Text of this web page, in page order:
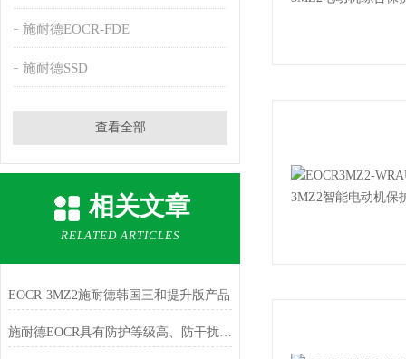
施耐德EOCR-FDE
施耐德SSD
查看全部
相关文章
RELATED ARTICLES
EOCR-3MZ2施耐德韩国三和提升版产品
施耐德EOCR具有防护等级高、防干扰性好的特点